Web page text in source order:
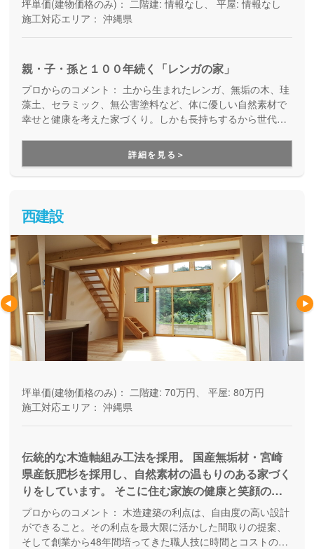
坪単価(建物価格のみ)： 二階建: 情報なし、 平屋: 情報なし
施工対応エリア： 沖縄県
親・子・孫と１００年続く「レンガの家」
プロからのコメント： 土から生まれたレンガ、無垢の木、珪
藻土、セラミック、無公害塗料など、体に優しい自然素材で
幸せと健康を考えた家づくり。しかも長持ちするから世代を
憧れの方にオススメです。詳細を見る＞
西建設
坪単価(建物価格のみ)： 二階建: 70万円、 平屋: 80万円
施工対応エリア： 沖縄県
伝統的な木造軸組み工法を採用。 国産無垢材・宮崎
県産飫肥杉を採用し、自然素材の温もりのある家づく
りをしています。 そこに住む家族の健康と笑顔のた
めに。木を魅せる。木を活かす。宮崎県産飫肥杉 沖
縄県で木造住宅をご検討されている方はぜひ㈱西建設
にご相談ください。 省エネ・ZEH・本格的に自然素
プロからのコメント： 木造建築の利点は、自由度の高い設計
ができること。その利点を最大限に活かした間取りの提案、
そして創業から48年間培ってきた職人技に時間とコストの効